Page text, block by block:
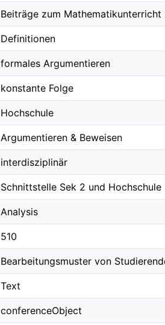
Beiträge zum Mathematikunterricht
Definitionen
formales Argumentieren
konstante Folge
Hochschule
Argumentieren & Beweisen
interdisziplinär
Schnittstelle Sek 2 und Hochschule
Analysis
510
Bearbeitungsmuster von
Text
conferenceObject